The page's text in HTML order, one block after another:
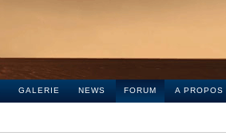
GALERIE NEWS FORUM A PROPOS